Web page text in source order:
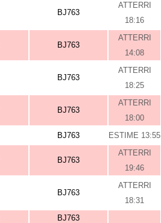
BJ763
ATTERRI
18:16
BJ763
ATTERRI
14:08
BJ763
ATTERRI
18:25
BJ763
ATTERRI
18:00
BJ763 ESTIME 13:55
BJ763
ATTERRI
19:46
BJ763
ATTERRI
18:31
BJ763